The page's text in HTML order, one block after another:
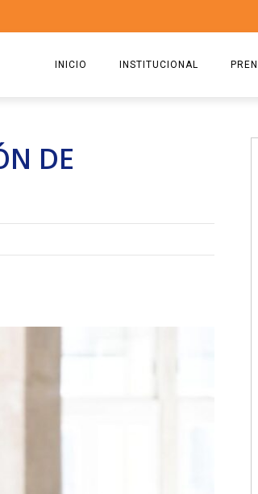
INICIO INSTITUCIONAL
RICARDO CIRIELLI
DE